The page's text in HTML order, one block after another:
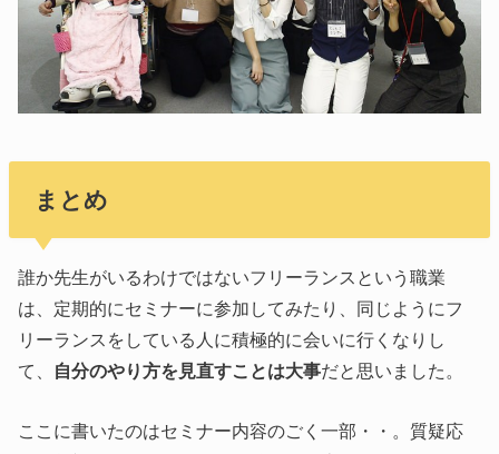
まとめ
誰か先生がいるわけではないフリーランスという職業
は、定期的にセミナーに参加してみたり、同じようにフ
リーランスをしている人に積極的に会いに行くなりし
て、 自分のやり方を見直すことは大事だと思いました。
ここに書いたのはセミナー内容のごく一部・・。質疑応